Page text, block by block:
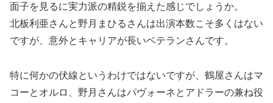
面子を見るに実力派の精鋭を揃えた感じでしょうか。
北板利亜さんと野月まひるさんは出演本数こそ多くはない
ですが、意外とキャリアが長いベテランさんです。
特に何かの伏線というわけではないですが、鶴屋さんはマ
コーとオルロ、野月さんはパヴォーネとアドラーの兼ね役